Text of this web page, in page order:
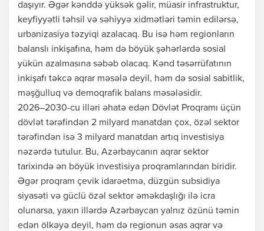
daşıyır. Əgər kənddə yüksək gəlir, müasir infrastruktur,
keyfiyyətli təhsil və səhiyyə xidmətləri təmin edilərsə,
urbanizasiya təzyiqi azalacaq. Bu isə həm regionların
balanslı inkişafına, həm də böyük şəhərlərdə sosial
yükün azalmasına səbəb olacaq. Kənd təsərrüfatının
inkişafı təkcə aqrar məsələ deyil, həm də sosial sabitlik,
məşğulluq və demoqrafik balans məsələsidir.
2026–2030-cu illəri əhatə edən Dövlət Proqramı üçün
dövlət tərəfindən 2 milyard manatdan çox, özəl sektor
tərəfindən isə 3 milyard manatdan artıq investisiya
nəzərdə tutulur. Bu, Azərbaycanın aqrar sektor
tarixində ən böyük investisiya proqramlarından biridir.
Əgər proqram çevik idarəetmə, düzgün subsidiya
siyasəti və güclü özəl sektor əməkdaşlığı ilə icra
olunarsa, yaxın illərdə Azərbaycan yalnız özünü təmin
edən ölkəyə deyil, həm də regionun əsas aqrar və